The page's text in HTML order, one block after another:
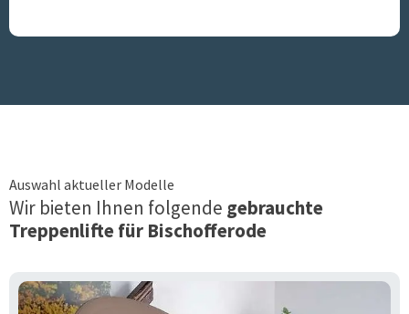
Auswahl aktueller Modelle
Wir bieten Ihnen folgende gebrauchte
Treppenlifte für Bischofferode